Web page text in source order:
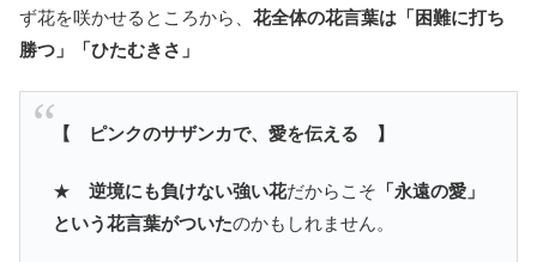
ず花を咲かせるところから、 花全体の花言葉は「困難に打ち
勝つ」「ひたむきさ」
【 ピンクのサザンカで、愛を伝える 】
★ 逆境にも負けない強い花だからこそ 「永遠の愛」
という花言葉がついたのかもしれません。